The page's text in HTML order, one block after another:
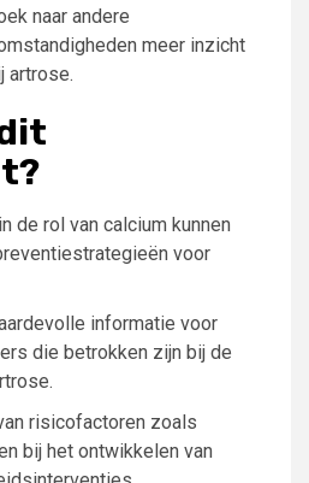
naar andere
meer inzicht
artrose.
de rol van calcium kunnen
voor
informatie voor
die betrokken zijn bij de
risicofactoren zoals
bij het ontwikkelen van